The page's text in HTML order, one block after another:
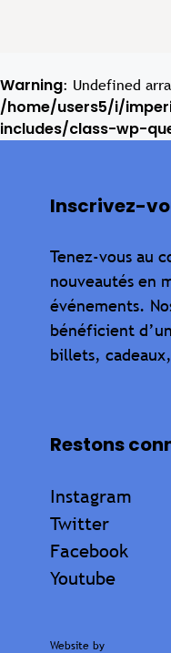
Warning: Undefined
/home/users5/i/
includes/class-wp-
Inscrivez-
Tenez-vous au
nouveautés en
événements.
bénéficient
billets,
Restons
Instagram
Twitter
Facebook
Youtube
Website by